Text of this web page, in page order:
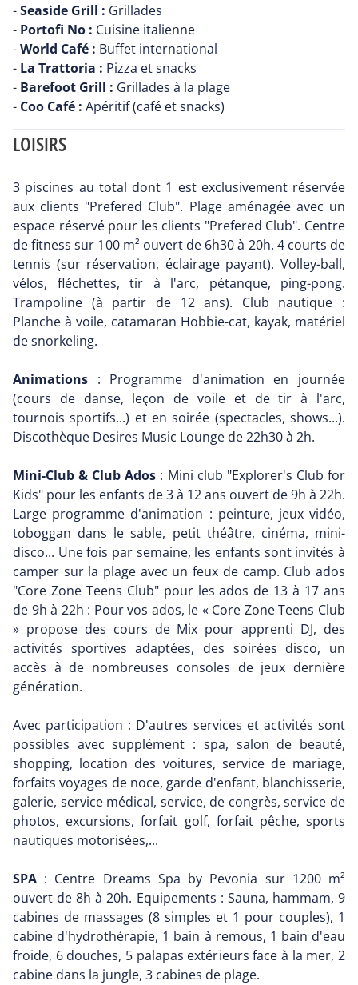
-Seaside Grill : Grillades
- Portofi No : Cuisine italienne
-World Café : Buffet international
- La Trattoria : Pizza et snacks
- Barefoot Grill : Grillades à la plage
- Coo Café : Apéritif (café et snacks)
LOISIRS
3 piscines au total dont 1 est exclusivement réservée
aux clients "Prefered Club". Plage aménagée avec un
espace réservé pour les clients "Prefered Club". Centre
de fitness sur 100 m² ouvert de 6h30 à 20h. 4 courts de
tennis (sur réservation, éclairage payant). Volley-ball,
vélos, fléchettes, tir à l'arc, pétanque, ping-pong.
Trampoline (à partir de 12 ans). Club nautique :
Planche à voile, catamaran Hobbie-cat, kayak, matériel
de snorkeling.
Animations : Programme d'animation en journée
(cours de danse, leçon de voile et de tir à l'arc,
tournois sportifs...) et en soirée (spectacles, shows...).
Discothèque Desires Music Lounge de 22h30 à 2h.
Mini-Club & Club Ados : Mini club "Explorer's Club for
Kids" pour les enfants de 3 à 12 ans ouvert de 9h à 22h.
Large programme d'animation : peinture, jeux vidéo,
toboggan dans le sable, petit théâtre, cinéma, mini-
disco... Une fois par semaine, les enfants sont invités à
camper sur la plage avec un feux de camp. Club ados
"Core Zone Teens Club" pour les ados de 13 à 17 ans
de 9h à 22h : Pour vos ados, le « Core Zone Teens Club
» propose des cours de Mix pour apprenti DJ, des
activités sportives adaptées, des soirées disco, un
accès à de nombreuses consoles de jeux dernière
génération.
Avec participation : D'autres services et activités sont
possibles avec supplément : spa, salon de beauté,
shopping, location des voitures, service de mariage,
forfaits voyages de noce, garde d'enfant, blanchisserie,
galerie, service médical, service, de congrès, service de
photos, excursions, forfait golf, forfait pêche, sports
nautiques motorisées,...
SPA : Centre Dreams Spa by Pevonia sur 1200 m²
ouvert de 8h à 20h. Equipements : Sauna, hammam, 9
cabines de massages (8 simples et 1 pour couples), 1
cabine d'hydrothérapie, 1 bain à remous, 1 bain d'eau
froide, 6 douches, 5 palapas extérieurs face à la mer, 2
cabine dans la jungle, 3 cabines de plage.